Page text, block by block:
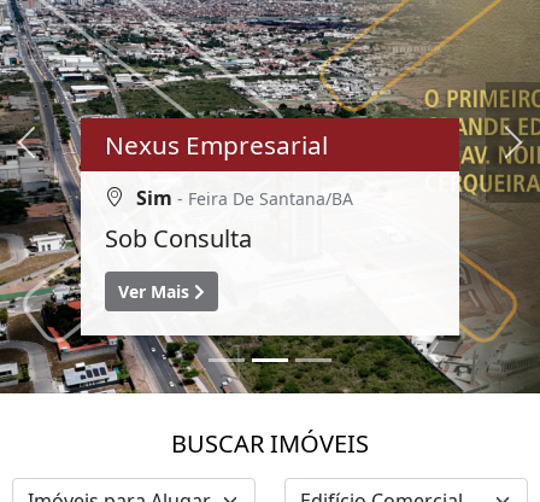
Nexus Empresarial
Sim - Feira De Santana/BA
Sob Consulta
Ver Mais
Previous
BUSCAR IMÓVEIS